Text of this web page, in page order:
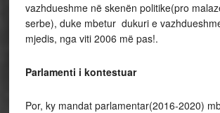
vazhdueshme në skenën politike(pro
serbe), duke mbetur dukuri e
mjedis, nga viti 2006 më pas!.
Parlamenti i kontestuar
Por, ky mandat parlamentar(2016-2020)